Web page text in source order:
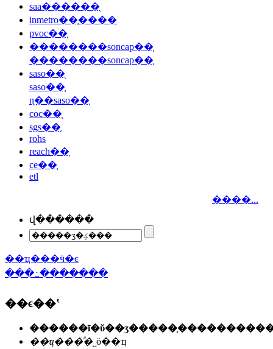
saa������֤
inmetro��֤����
pvoc��֤
��������soncap��֤
��������soncap��֤
saso��֤
saso��֤
ɳ��saso��֤
coc��֤
sgs��֤
rohs
reach��֤
ce��֤
etl
����...
վ������
��ҵ���ӵ�ͼ
���߸�������
��ϵ��ʽ
��ҵ���ͣ�˽ӫ��ҵ